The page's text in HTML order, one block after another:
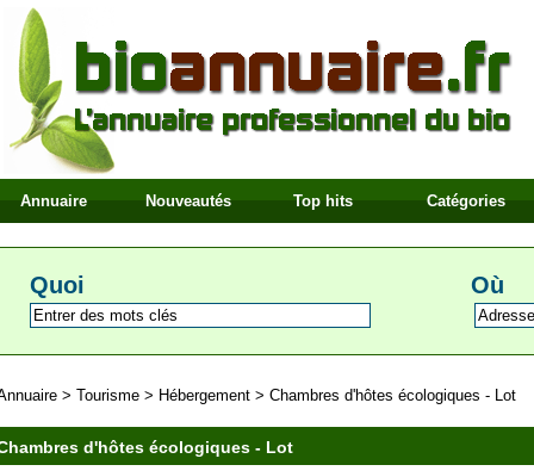
Annuaire Nouveautés Top hits Catégories
Quoi Où
> Tourisme > Hébergement > Chambres d'hôtes écologiques - Lot
d'hôtes écologiques - Lot